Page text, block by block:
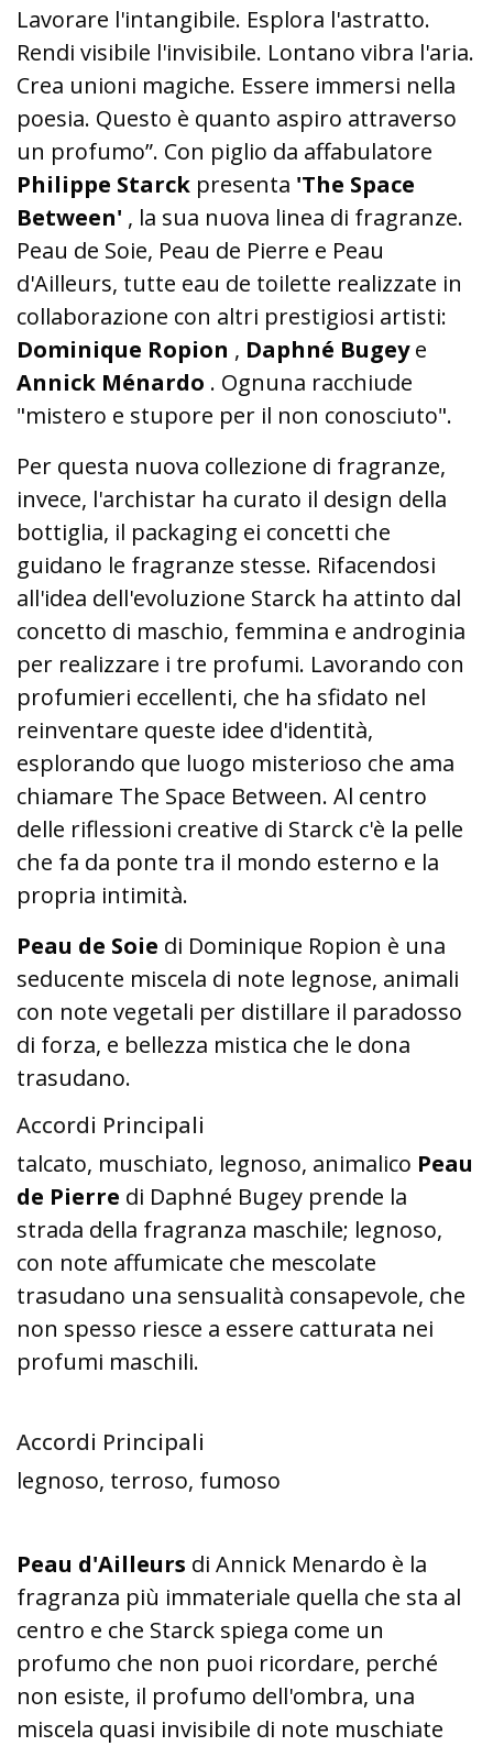
Lavorare l'intangibile. Esplora l'astratto.
Rendi visibile l'invisibile. Lontano vibra l'aria.
Crea unioni magiche. Essere immersi nella
poesia. Questo è quanto aspiro attraverso
un profumo”. Con piglio da affabulatore
Philippe Starck presenta 'The Space
Between' , la sua nuova linea di fragranze.
Peau de Soie, Peau de Pierre e Peau
d'Ailleurs, tutte eau de toilette realizzate in
collaborazione con altri prestigiosi artisti:
Dominique Ropion , Daphné Bugeye
Annick Ménardo . Ognuna racchiude
"mistero e stupore per il non conosciuto".
Per questa nuova collezione di fragranze,
invece, l'archistar ha curato il design della
bottiglia, il packaging ei concetti che
guidano le fragranze stesse. Rifacendosi
all'idea dell'evoluzione Starck ha attinto dal
concetto di maschio, femmina e androginia
per realizzare i tre profumi. Lavorando con
profumieri eccellenti, che ha sfidato nel
reinventare queste idee d'identità,
esplorando que luogo misterioso che ama
chiamare The Space Between. Al centro
delle riflessioni creative di Starck c'è la pelle
che fa da ponte tra il mondo esterno e la
propria intimità.
Peau de Soie di Dominique Ropion è una
seducente miscela di note legnose, animali
con note vegetali per distillare il paradosso
di forza, e bellezza mistica che le dona
trasudano.
Accordi Principali
talcato, muschiato, legnoso, animalico Peau
de Pierre di Daphné Bugey prende la
strada della fragranza maschile; legnoso,
con note affumicate che mescolate
trasudano una sensualità consapevole, che
non spesso riesce a essere catturata nei
profumi maschili.
Accordi Principali
legnoso, terroso, fumoso
Peau d'Ailleurs di Annick Menardo è la
fragranza più immateriale quella che sta al
centro e che Starck spiega come un
profumo che non puoi ricordare, perché
non esiste, il profumo dell'ombra, una
miscela quasi invisibile di note muschiate